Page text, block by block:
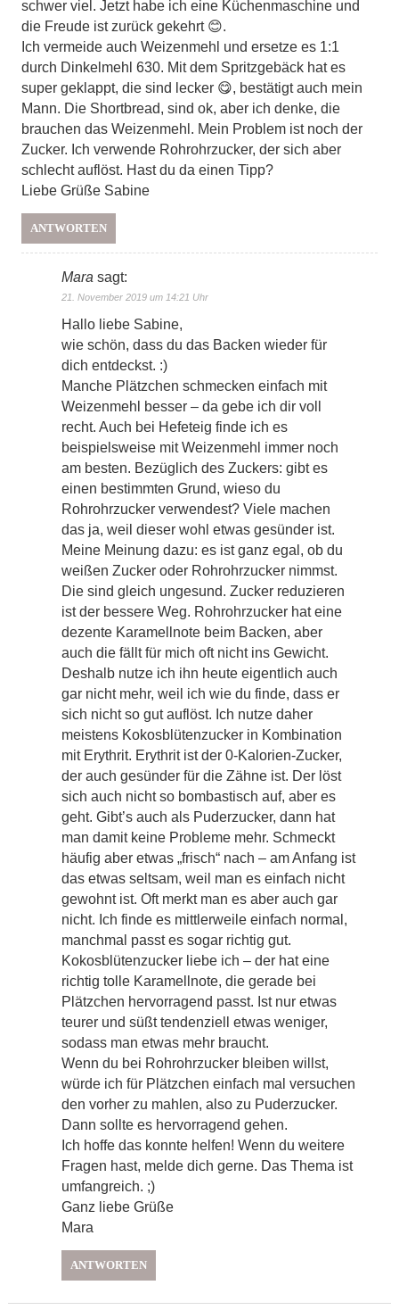
schwer viel. Jetzt habe ich eine Küchenmaschine und
die Freude ist zurück gekehrt 😊.
Ich vermeide auch Weizenmehl und ersetze es 1:1
durch Dinkelmehl 630. Mit dem Spritzgebäck hat es
super geklappt, die sind lecker 😋, bestätigt auch mein
Mann. Die Shortbread, sind ok, aber ich denke, die
brauchen das Weizenmehl. Mein Problem ist noch der
Zucker. Ich verwende Rohrohrzucker, der sich aber
schlecht auflöst. Hast du da einen Tipp?
Liebe Grüße Sabine
ANTWORTEN
Mara sagt:
21. November 2019 um 14:21 Uhr
Hallo liebe Sabine,
wie schön, dass du das Backen wieder für
dich entdeckst. :)
Manche Plätzchen schmecken einfach mit
Weizenmehl besser – da gebe ich dir voll
recht. Auch bei Hefeteig finde ich es
beispielsweise mit Weizenmehl immer noch
am besten. Bezüglich des Zuckers: gibt es
einen bestimmten Grund, wieso du
Rohrohrzucker verwendest? Viele machen
das ja, weil dieser wohl etwas gesünder ist.
Meine Meinung dazu: es ist ganz egal, ob du
weißen Zucker oder Rohrohrzucker nimmst.
Die sind gleich ungesund. Zucker reduzieren
ist der bessere Weg. Rohrohrzucker hat eine
dezente Karamellnote beim Backen, aber
auch die fällt für mich oft nicht ins Gewicht.
Deshalb nutze ich ihn heute eigentlich auch
gar nicht mehr, weil ich wie du finde, dass er
sich nicht so gut auflöst. Ich nutze daher
meistens Kokosblütenzucker in Kombination
mit Erythrit. Erythrit ist der 0-Kalorien-Zucker,
der auch gesünder für die Zähne ist. Der löst
sich auch nicht so bombastisch auf, aber es
geht. Gibt’s auch als Puderzucker, dann hat
man damit keine Probleme mehr. Schmeckt
häufig aber etwas „frisch“ nach – am Anfang ist
das etwas seltsam, weil man es einfach nicht
gewohnt ist. Oft merkt man es aber auch gar
nicht. Ich finde es mittlerweile einfach normal,
manchmal passt es sogar richtig gut.
Kokosblütenzucker liebe ich – der hat eine
richtig tolle Karamellnote, die gerade bei
Plätzchen hervorragend passt. Ist nur etwas
teurer und süßt tendenziell etwas weniger,
sodass man etwas mehr braucht.
Wenn du bei Rohrohrzucker bleiben willst,
würde ich für Plätzchen einfach mal versuchen
den vorher zu mahlen, also zu Puderzucker.
Dann sollte es hervorragend gehen.
Ich hoffe das konnte helfen! Wenn du weitere
Fragen hast, melde dich gerne. Das Thema ist
umfangreich. ;)
Ganz liebe Grüße
Mara
ANTWORTEN